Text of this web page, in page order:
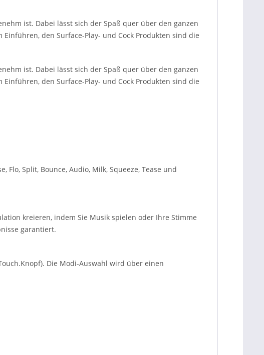
ist. Dabei lässt sich der Spaß quer über den ganzen
den Surface-Play- und Cock Produkten sind die
ist. Dabei lässt sich der Spaß quer über den ganzen
den Surface-Play- und Cock Produkten sind die
Split, Bounce, Audio, Milk, Squeeze, Tease und
kreieren, indem Sie Musik spielen oder Ihre Stimme
garantiert.
Die Modi-Auswahl wird über einen